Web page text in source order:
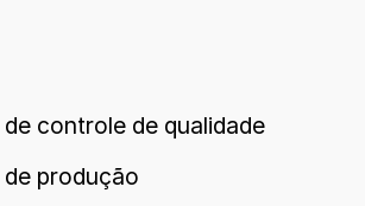
controle de qualidade
produção